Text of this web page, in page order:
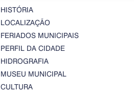
HISTÓRIA
LOCALIZAÇÃO
FERIADOS MUNICIPAIS
PERFIL DA CIDADE
HIDROGRAFIA
MUSEU MUNICIPAL
CULTURA